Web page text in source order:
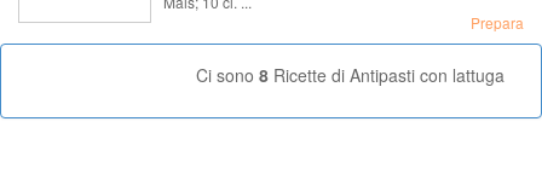
Prepara
Ci sono 8 Ricette di Antipasti con lattuga